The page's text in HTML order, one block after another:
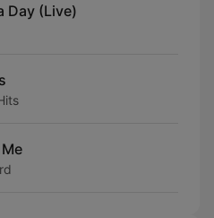
Day (Live)